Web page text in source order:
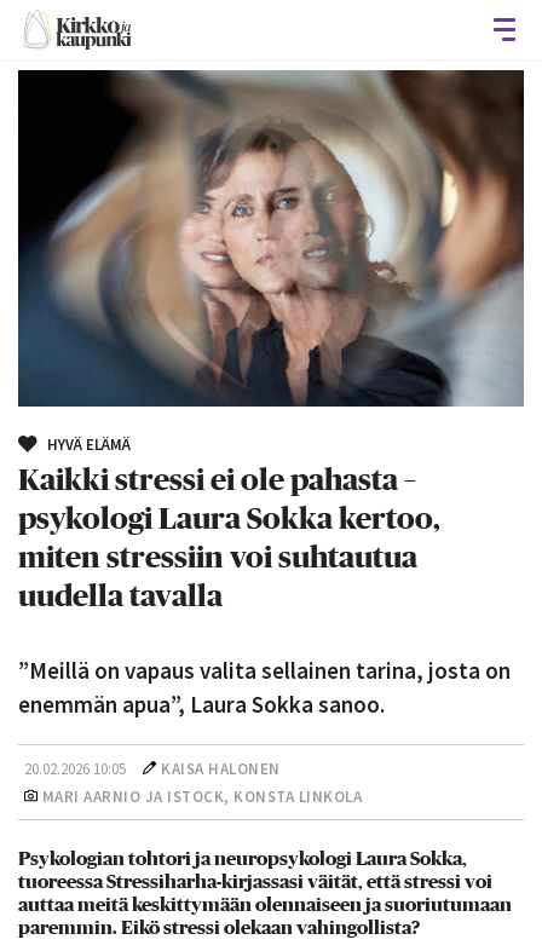
HYVÄ ELÄMÄ
Kaikki stressi ei ole pahasta –
psykologi Laura Sokka kertoo,
miten stressiin voi suhtautua
uudella tavalla
”Meillä on vapaus valita sellainen tarina, josta on
enemmän apua”, Laura Sokka sanoo.
20.02.2026 10:05
KAISA HALONEN
MARI AARNIO JA ISTOCK, KONSTA LINKOLA
Psykologian tohtori ja neuropsykologi Laura Sokka,
tuoreessa Stressiharha-kirjassasi väität, että stressi voi
auttaa meitä keskittymään olennaiseen ja suoriutumaan
paremmin. Eikö stressi olekaan vahingollista?